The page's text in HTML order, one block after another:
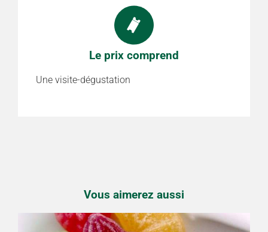
Le prix comprend
Une visite-dégustation
Vous aimerez aussi